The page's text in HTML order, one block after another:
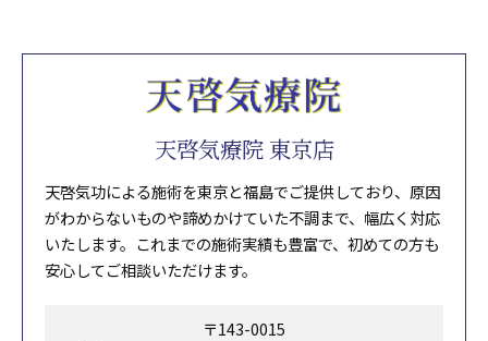
天啓気療院 東京店
天啓気功による施術を東京と福島でご提供しており、原因
がわからないものや諦めかけていた不調まで、幅広く対応
いたします。これまでの施術実績も豊富で、初めての方も
安心してご相談いただけます。
〒143-0015